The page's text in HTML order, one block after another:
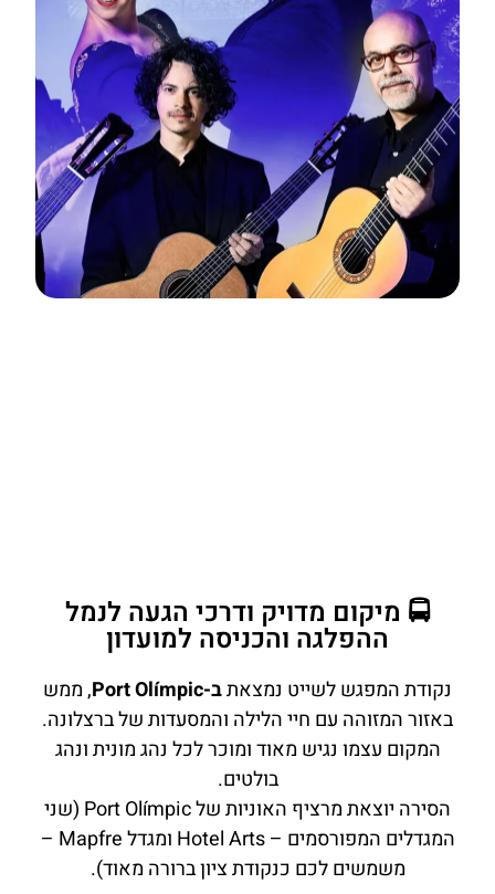
🚍 מיקום מדויק ודרכי הגעה לנמל
ההפלגה והכניסה למועדון
נקודת המפגש לשייט נמצאתב-Port Olímpic
, ממש
באזור המזוהה עם חיי הלילה והמסעדות של ברצלונה.
המקום עצמו נגיש מאוד ומוכר לכל נהג מונית ונהג
בולטים.
הסירה יוצאת מרציף האוניות של Port Olímpic (שני
המגדלים המפורסמים – Hotel Arts ומגדל Mapfre –
משמשים לכם כנקודת ציון ברורה מאוד).